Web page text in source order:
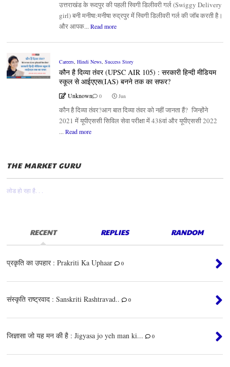
उत्तराखंड के रूदपुर की पहली स्विगी डिलीवरी गर्ल (Swiggy Delivery
girl) बनी मनीषा:मनीषा रुद्रपुर में स्विगी डिलीवरी गर्ल की जॉब करती है।
और आपक... Read more
Careers, Hindi News, Success Story
कौन है दिव्या तंवर (UPSC AIR 105) : सरकारी हिन्दी मीडियम
स्कूल से आईएएस(IAS) बनने तक का सफर?
Unknown 0 Jun
कौन है दिव्या तंवर?आग बात दिव्या तंवर को नहीं जानता हैं? जिन्होंने
2021 में यूपीएससी सिविल सेवा परीक्षा में 438वां और यूपीएससी 2022
... Read more
THE MARKET GURU
लोड हो रहा है. . .
RECENT REPLIES RANDOM
प्रकृति का उपहार : Prakriti Ka Uphaar 0
संस्कृति राष्ट्रवाद : Sanskriti Rashtravad.. 0
जिज्ञासा जो यह मन की है : Jigyasa jo yeh man ki... 0